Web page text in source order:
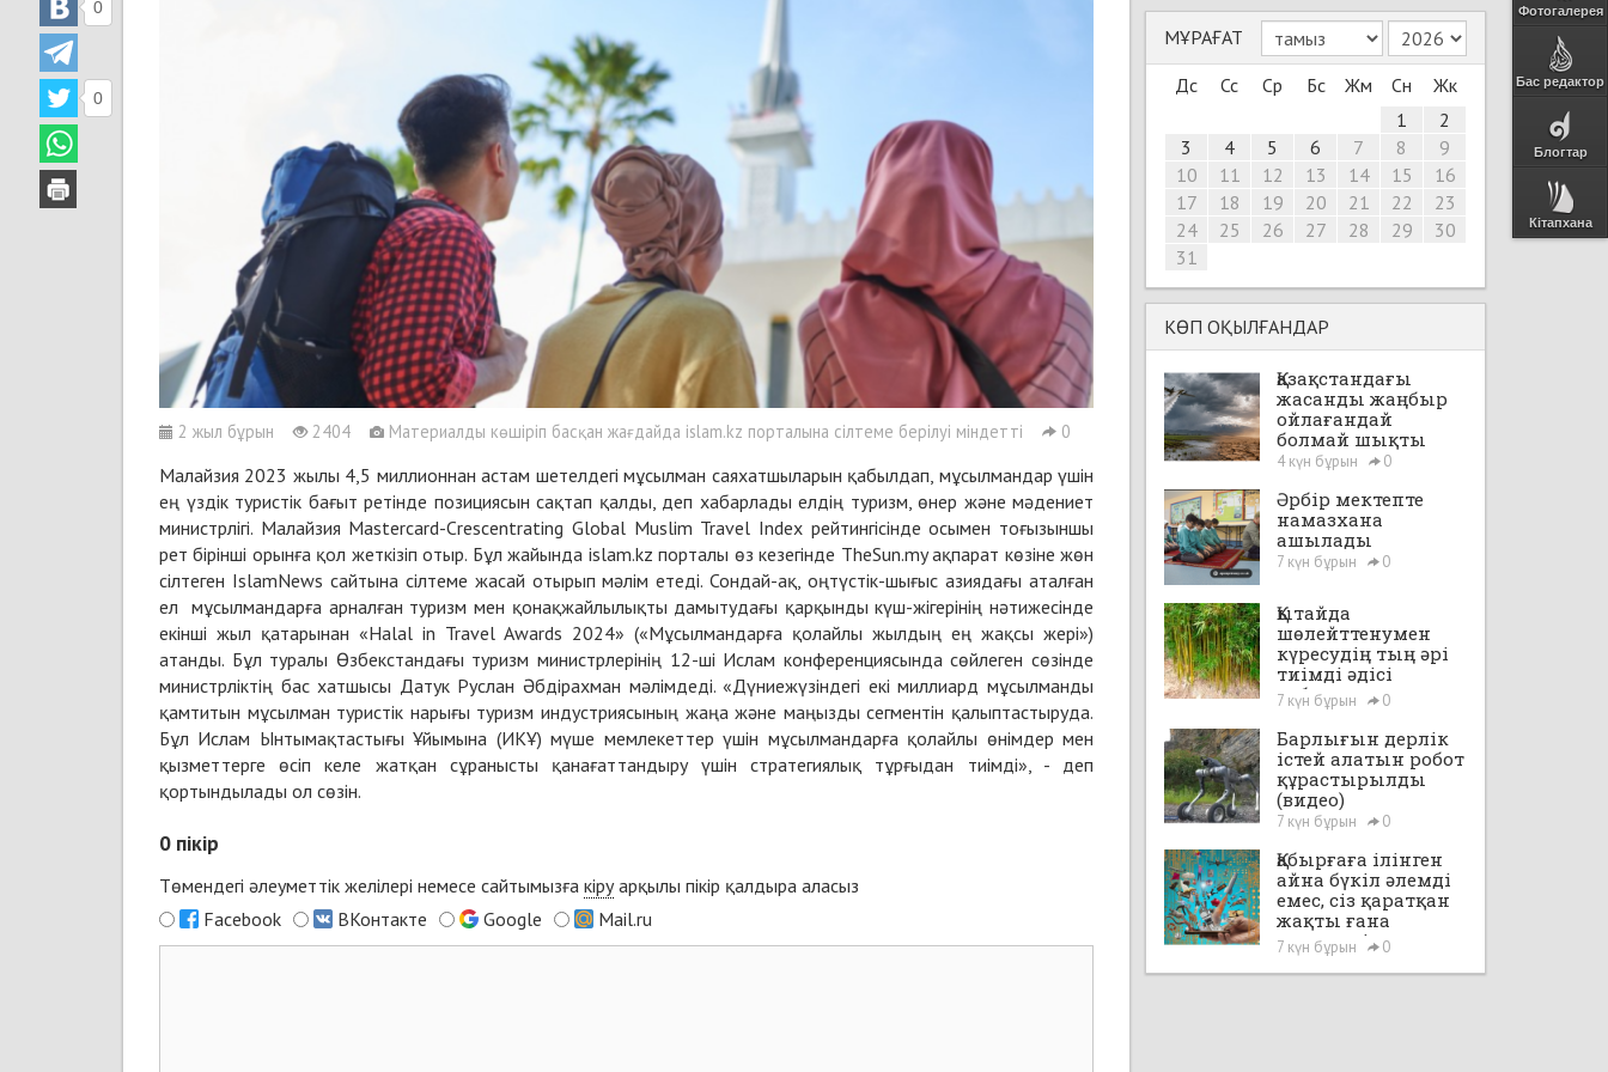
Фотогалерея
Бас редактор
Блогтар
Кітапхана
2 жыл бұрын 2404 Материалды көшіріп басқан жағдайда islam.kz порталына сілтеме берілуі міндетті 0
0
0
Малайзия 2023 жылы 4,5 миллионнан астам шетелдегі мұсылман саяхатшыларын қабылдап, мұсылмандар үшін
ең үздік туристік бағыт ретінде позициясын сақтап қалды, деп хабарлады елдің туризм, өнер және мәдениет
министрлігі. Малайзия Mastercard-Crescentrating Global Muslim Travel Index рейтингісінде осымен тоғызыншы
рет бірінші орынға қол жеткізіп отыр. Бұл жайында islam.kz порталы өз кезегінде TheSun.my ақпарат көзіне жөн
сілтеген IslamNews сайтына сілтеме жасай отырып мәлім етеді. Сондай-ақ, оңтүстік-шығыс азиядағы аталған
ел мұсылмандарға арналған туризм мен қонақжайлылықты дамытудағы қарқынды күш-жігерінің нәтижесінде
екінші жыл қатарынан «Halal in Travel Awards 2024» («Мұсылмандарға қолайлы жылдың ең жақсы жері»)
атанды. Бұл туралы Өзбекстандағы туризм министрлерінің 12-ші Ислам конференциясында сөйлеген сөзінде
министрліктің бас хатшысы Датук Руслан Әбдірахман мәлімдеді. «Дүниежүзіндегі екі миллиард мұсылманды
қамтитын мұсылман туристік нарығы туризм индустриясының жаңа және маңызды сегментін қалыптастыруда.
Бұл Ислам Ынтымақтастығы Ұйымына (ИКҰ) мүше мемлекеттер үшін мұсылмандарға қолайлы өнімдер мен
қызметтерге өсіп келе жатқан сұранысты қанағаттандыру үшін стратегиялық тұрғыдан тиімді», - деп
қортындылады ол сөзін.
0 пікір
Төмендегі әлеуметтік желілері немесе сайтымызға кіруарқылы пікір қалдыра аласыз
Facebook
ВКонтакте Google Mail.ru
МҰРАҒАТ
Дс
Сс Ср Бс Жм Сн
Жк
1
2
3
4 5 6 7 8
9
10
11 12 13 14 15
16
17
18 19 20 21 22
23
24
25 26 27 28 29
30
31
КӨП ОҚЫЛҒАНДАР
Қазақстандағы
жасанды жаңбыр
ойлағандай
болмай шықты
4 күн бұрын 0
Әрбір мектепте
намазхана
ашылады
7 күн бұрын 0
Қытайда
шөлейттенумен
күресудің тың әрі
тиімді әдісі
табылды
7 күн бұрын 0
Барлығын дерлік
істей алатын робот
құрастырылды
(видео)
7 күн бұрын 0
Қабырғаға ілінген
айна бүкіл әлемді
емес, сіз қаратқан
жақты ғана
көрсетеді
7 күн бұрын 0